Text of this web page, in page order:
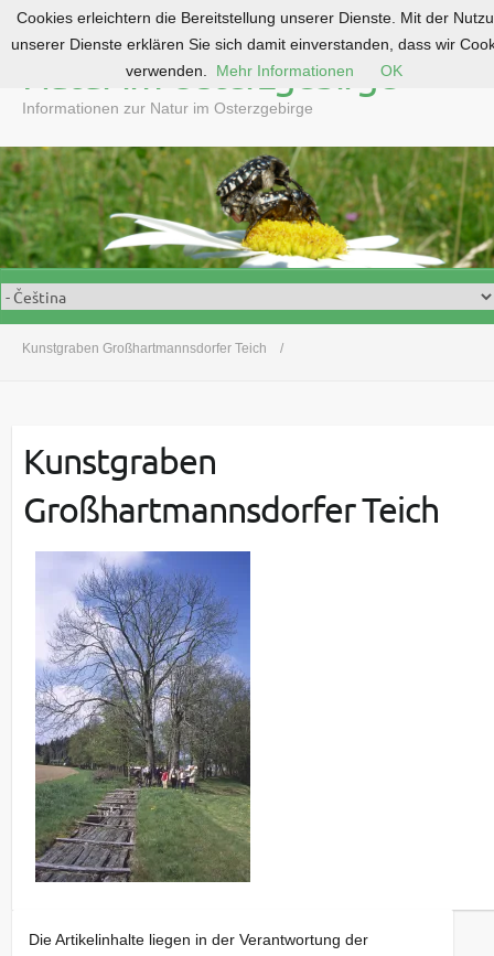
o
c
o
n
e
n
Natur im Osterzgebirge
Informationen zur Natur im Osterzgebirge
Kunstgraben Großhartmannsdorfer Teich
Kunstgraben
Großhartmannsdorfer Teich
Die Artikelinhalte liegen in der Verantwortung der
Cookies erleichtern die Bereitstellung unserer Dienste. Mit der
unserer Dienste erklären Sie sich damit einverstanden, dass wir
verwenden.
Mehr Informationen OK